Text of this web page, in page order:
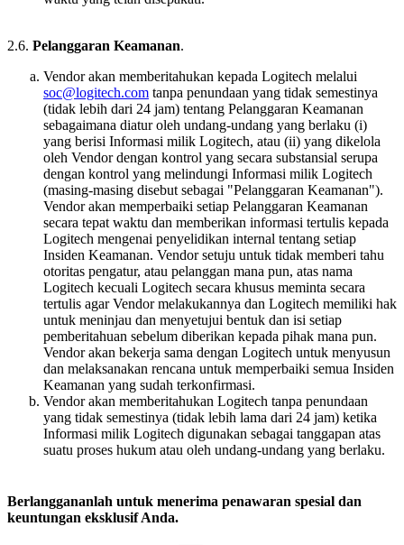
2.6. Pelanggaran Keamanan.
Vendor akan memberitahukan kepada Logitech melalui
soc@logitech.com tanpa penundaan yang tidak semestinya
(tidak lebih dari 24 jam) tentang Pelanggaran Keamanan
sebagaimana diatur oleh undang-undang yang berlaku (i)
yang berisi Informasi milik Logitech, atau (ii) yang dikelola
oleh Vendor dengan kontrol yang secara substansial serupa
dengan kontrol yang melindungi Informasi milik Logitech
(masing-masing disebut sebagai "Pelanggaran Keamanan").
Vendor akan memperbaiki setiap Pelanggaran Keamanan
secara tepat waktu dan memberikan informasi tertulis kepada
Logitech mengenai penyelidikan internal tentang setiap
Insiden Keamanan. Vendor setuju untuk tidak memberi tahu
otoritas pengatur, atau pelanggan mana pun, atas nama
Logitech kecuali Logitech secara khusus meminta secara
tertulis agar Vendor melakukannya dan Logitech memiliki hak
untuk meninjau dan menyetujui bentuk dan isi setiap
pemberitahuan sebelum diberikan kepada pihak mana pun.
Vendor akan bekerja sama dengan Logitech untuk menyusun
dan melaksanakan rencana untuk memperbaiki semua Insiden
Keamanan yang sudah terkonfirmasi.
Vendor akan memberitahukan Logitech tanpa penundaan
yang tidak semestinya (tidak lebih lama dari 24 jam) ketika
Informasi milik Logitech digunakan sebagai tanggapan atas
suatu proses hukum atau oleh undang-undang yang berlaku.
Berlanggananlah untuk menerima penawaran spesial dan
keuntungan eksklusif Anda.